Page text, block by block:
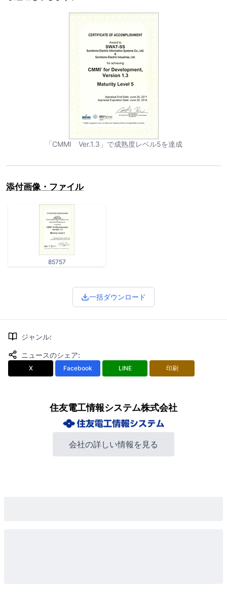
「CMMI Ver.1.3」で成熟度レベル5を達成
添付画像・ファイル
85757
一括ダウンロード
ジャンル:
ニュースのシェア:
X Facebook LINE 印刷
住友電工情報システム株式会社
会社の詳しい情報を見る